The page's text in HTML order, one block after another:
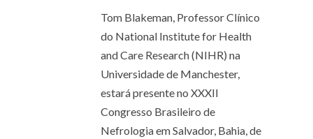
Tom Blakeman, Professor Clínico
do National Institute for Health
and Care Research (NIHR) na
Universidade de Manchester,
estará presente no XXXII
Congresso Brasileiro de
Nefrologia em Salvador, Bahia, de